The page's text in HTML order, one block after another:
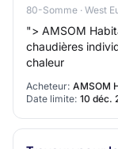
80-Somme · West
"> AMSOM
chaudières
chaleur
Acheteur: AMSOM
Date limite: 10 déc.